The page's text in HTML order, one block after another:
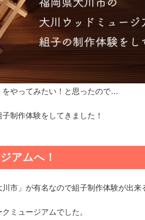
やってみたい！と思ったので…
子制作体験をしてきました！
アムへ！
市」が有名なので組子制作体験が出来
ミュージアムでした。